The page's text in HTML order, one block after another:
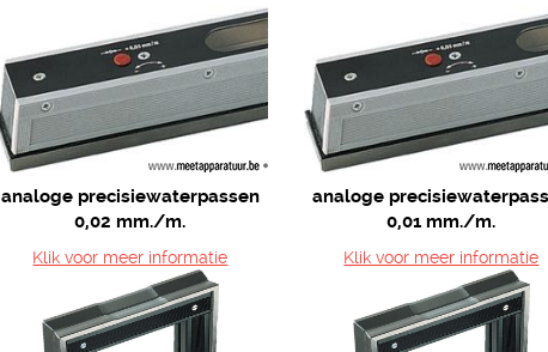
analoge precisiewaterpassen
0,02 mm./m.
Klik voor meer informatie
analoge
0,01 mm./m.
Klik voor meer informatie